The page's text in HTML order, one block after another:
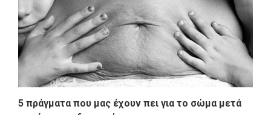
5 πράγματα που μας έχουν πει για το σώμα μετά